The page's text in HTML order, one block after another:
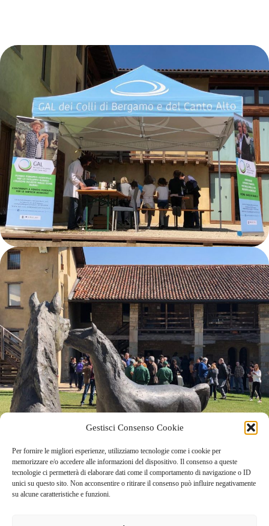
Gestisci Consenso Cookie
Per fornire le migliori esperienze, utilizziamo tecnologie come i cookie per
memorizzare e/o accedere alle informazioni del dispositivo. Il consenso a queste
tecnologie ci permetterà di elaborare dati come il comportamento di navigazione o ID
unici su questo sito. Non acconsentire o ritirare il consenso può influire negativamente
su alcune caratteristiche e funzioni.